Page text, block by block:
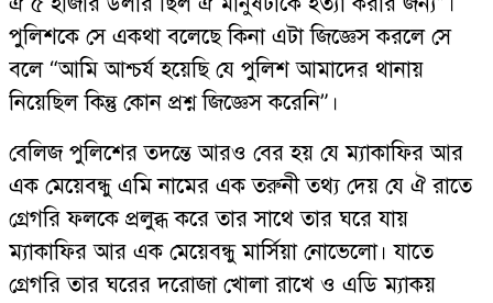
পুলিশকে সে একথা বলেছে কিনা এটা জিজ্ঞেস করলে সে
বলে “আমি আশ্চর্য হয়েছি যে পুলিশ আমাদের থানায়
নিয়েছিল কিন্তু কোন প্রশ্ন জিজ্ঞেস করেনি”।
বেলিজ পুলিশের তদন্তে আরও বের হয় যে ম্যাকাফির আর
এক মেয়েবন্ধু এমি নামের এক তরুনী তথ্য দেয় যে ঐ রাতে
গ্রেগরি ফলকে প্রলুব্ধ করে তার সাথে তার ঘরে যায়
ম্যাকাফির আর এক মেয়েবন্ধু মার্সিয়া নোভেলো। যাতে
গ্রেগরি তার ঘরের দরোজা খোলা রাখে ও এডি ম্যাকয়